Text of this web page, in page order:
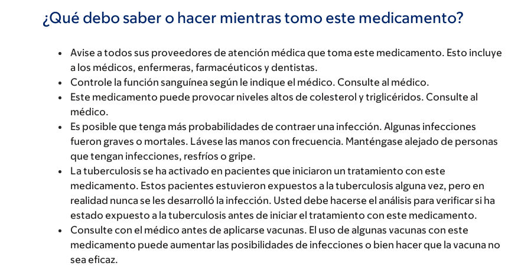
¿Qué debo saber o hacer mientras tomo este medicamento?
Avise a todos sus proveedores de atención médica que toma este medicamento. Esto incluye
a los médicos, enfermeras, farmacéuticos y dentistas.
Controle la función sanguínea según le indique el médico. Consulte al médico.
Este medicamento puede provocar niveles altos de colesterol y triglicéridos. Consulte al
médico.
Es posible que tenga más probabilidades de contraer una infección. Algunas infecciones
fueron graves o mortales. Lávese las manos con frecuencia. Manténgase alejado de personas
que tengan infecciones, resfríos o gripe.
La tuberculosis se ha activado en pacientes que iniciaron un tratamiento con este
medicamento. Estos pacientes estuvieron expuestos a la tuberculosis alguna vez, pero en
realidad nunca se les desarrolló la infección. Usted debe hacerse el análisis para verificar si ha
estado expuesto a la tuberculosis antes de iniciar el tratamiento con este medicamento.
Consulte con el médico antes de aplicarse vacunas. El uso de algunas vacunas con este
medicamento puede aumentar las posibilidades de infecciones o bien hacer que la vacuna no
sea eficaz.